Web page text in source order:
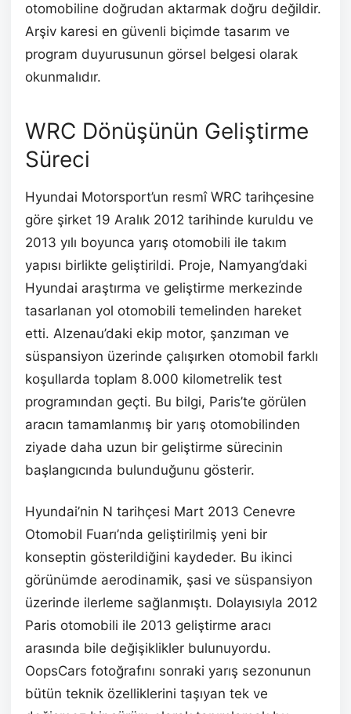
otomobiline doğrudan aktarmak doğru değildir.
Arşiv karesi en güvenli biçimde tasarım ve
program duyurusunun görsel belgesi olarak
okunmalıdır.
WRC Dönüşünün Geliştirme
Süreci
Hyundai Motorsport’un resmî WRC tarihçesine
göre şirket 19 Aralık 2012 tarihinde kuruldu ve
2013 yılı boyunca yarış otomobili ile takım
yapısı birlikte geliştirildi. Proje, Namyang’daki
Hyundai araştırma ve geliştirme merkezinde
tasarlanan yol otomobili temelinden hareket
etti. Alzenau’daki ekip motor, şanzıman ve
süspansiyon üzerinde çalışırken otomobil farklı
koşullarda toplam 8.000 kilometrelik test
programından geçti. Bu bilgi, Paris’te görülen
aracın tamamlanmış bir yarış otomobilinden
ziyade daha uzun bir geliştirme sürecinin
başlangıcında bulunduğunu gösterir.
Hyundai’nin N tarihçesi Mart 2013 Cenevre
Otomobil Fuarı’nda geliştirilmiş yeni bir
konseptin gösterildiğini kaydeder. Bu ikinci
görünümde aerodinamik, şasi ve süspansiyon
üzerinde ilerleme sağlanmıştı. Dolayısıyla 2012
Paris otomobili ile 2013 geliştirme aracı
arasında bile değişiklikler bulunuyordu.
OopsCars fotoğrafını sonraki yarış sezonunun
bütün teknik özelliklerini taşıyan tek ve